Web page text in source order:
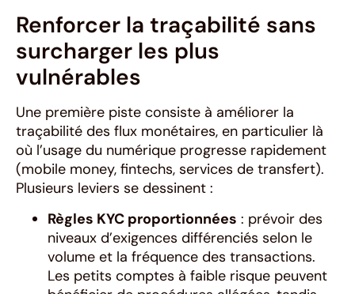
Renforcer la traçabilité sans
surcharger les plus
vulnérables
Une première piste consiste à améliorer la
traçabilité des flux monétaires, en particulier là
où l’usage du numérique progresse rapidement
(mobile money, fintechs, services de transfert).
Plusieurs leviers se dessinent :
Règles KYC proportionnées : prévoir des
niveaux d’exigences différenciés selon le
volume et la fréquence des transactions.
Les petits comptes à faible risque peuvent